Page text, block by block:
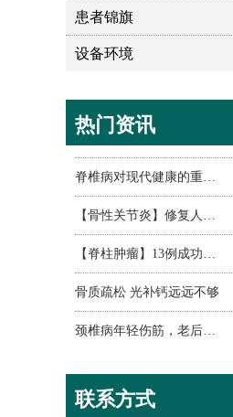
患者锦旗
设备环境
热门资讯
骨质疏松 光补钙远远不够
腰椎间盘突出怎么锻炼
脊椎不健康的15种表现
脊椎病的发病原因有哪些
脊椎病和枕头的关系!!!
联系方式